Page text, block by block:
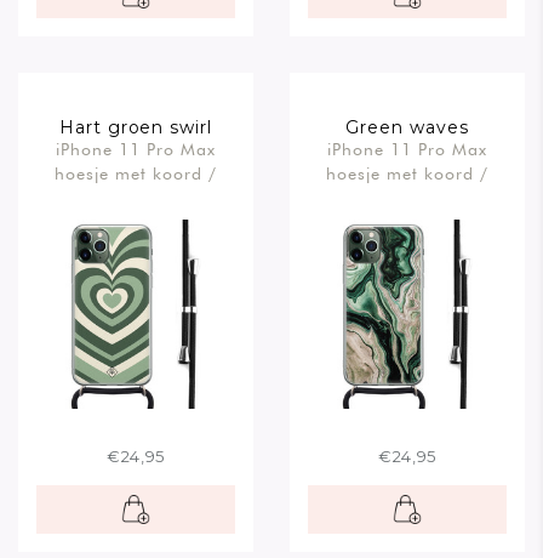
Hart groen swirl
iPhone 11 Pro Max
hoesje met koord /
€24,95
Green waves
iPhone 11 Pro Max
hoesje met koord /
€24,95